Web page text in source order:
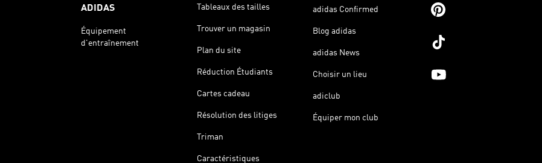
ADIDAS
Équipement
d'entraînement
Tableaux des tailles
Trouver un magasin
Plan du site
Réduction Étudiants
Cartes cadeau
Résolution des litiges
Triman
Caractéristiques
adidas Confirmed
Blog adidas
adidas News
Choisir un lieu
adiclub
Équiper mon club